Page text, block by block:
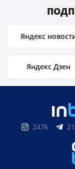
Яндекс
Яндекс Дзен
247k